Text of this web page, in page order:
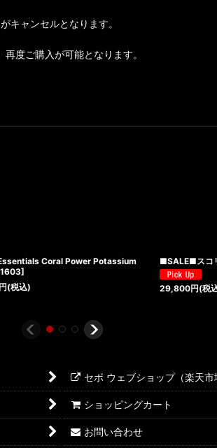
キャンセルとなります。
度ご購入が可能となります。
Coral Power Potassium
1603]
(税込)
■SALE■スコ
29,800円(税
セポ ウェブショップ（楽天市
ショッピングカート
お問い合わせ